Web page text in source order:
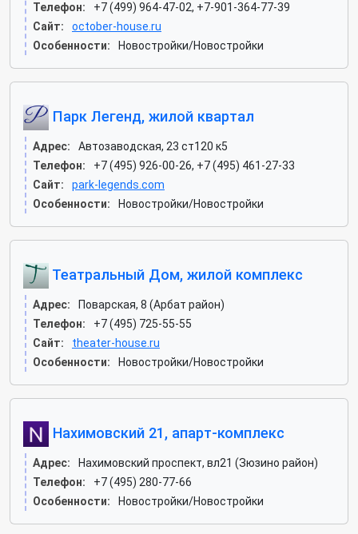
Телефон:
+7 (499) 964-47-02, +7-901-364-77-39
Сайт:
october-house.ru
Особенности:
Новостройки/Новостройки
Парк Легенд, жилой квартал
Адрес:
Автозаводская, 23 ст120 к5
Телефон:
+7 (495) 926-00-26, +7 (495) 461-27-33
Сайт:
park-legends.com
Особенности:
Новостройки/Новостройки
Театральный Дом, жилой комплекс
Адрес:
Поварская, 8 (Арбат район)
Телефон:
+7 (495) 725-55-55
Сайт:
theater-house.ru
Особенности:
Новостройки/Новостройки
Нахимовский 21, апарт-комплекс
Адрес:
Нахимовский проспект, вл21 (Зюзино район)
Телефон:
+7 (495) 280-77-66
Особенности:
Новостройки/Новостройки